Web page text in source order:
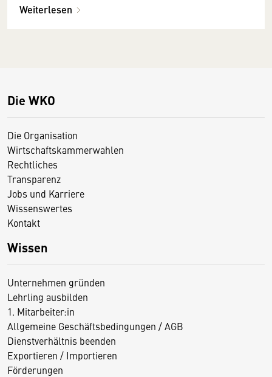
Weiterlesen
Die WKO
Die Organisation
Wirtschaftskammerwahlen
Rechtliches
Transparenz
Jobs und Karriere
Wissenswertes
Kontakt
Wissen
Unternehmen gründen
Lehrling ausbilden
1. Mitarbeiter:in
Allgemeine Geschäftsbedingungen / AGB
Dienstverhältnis beenden
Exportieren / Importieren
Förderungen